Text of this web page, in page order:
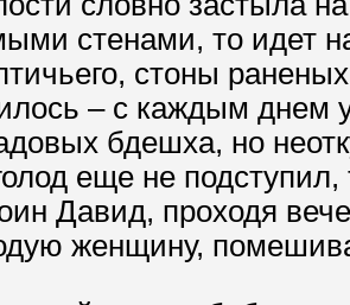
стенами, то идет
стоны
– с каждым
бдешха, но
еще не подступил,
Давид, проходя
женщину,